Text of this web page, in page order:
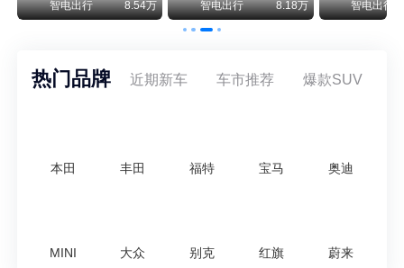
智电出行 8.54万 智电出行 8.18万 智电出行
热门品牌 近期新车 车市推荐 爆款SUV
本田 丰田 福特 宝马 奥迪
MINI 大众 别克 红旗 蔚来